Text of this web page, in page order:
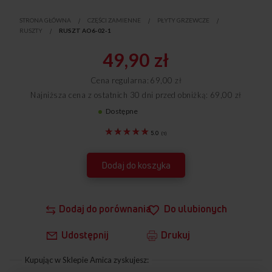
początek
STRONA GŁÓWNA CZĘŚCI ZAMIENNE
PŁYTY GRZEWCZE
RUSZTY
RUSZT AO6-02-1
Dodaj do porównania Do ulubionych
Udostępnij Drukuj
5.0 (1)
49,90 zł
Cena regularna 69,00 zł
Najniższa cena z ostatnich 30 dni przed obniżką: 69,00 zł
Dostępne
Dodaj do koszyka
Kupując w Sklepie Amica zyskujesz: